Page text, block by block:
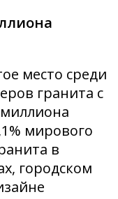
место среди
гранита с
мирового
в
городском